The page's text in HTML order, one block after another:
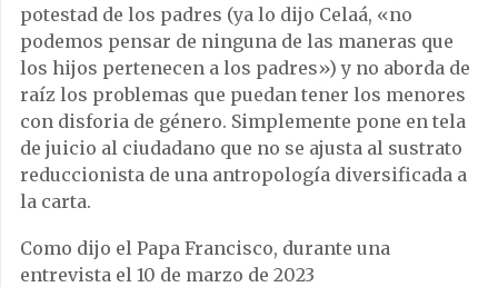
potestad de los padres (ya lo dijo Celaá, «no
podemos pensar de ninguna de las maneras que
los hijos pertenecen a los padres») y no aborda de
raíz los problemas que puedan tener los menores
con disforia de género. Simplemente pone en tela
de juicio al ciudadano que no se ajusta al sustrato
reduccionista de una antropología diversificada a
la carta.
Como dijo el Papa Francisco, durante una
entrevista el 10 de marzo de 2023